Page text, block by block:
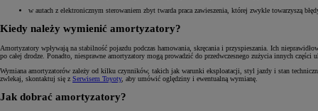
w autach z elektronicznym sterowaniem zbyt twarda praca zawieszenia, której zwykle towarzyszą
Kiedy należy wymienić amortyzatory?
Amortyzatory wpływają na stabilność pojazdu podczas hamowania, skręcania i przyspieszania. Ich
po całej drodze. Ponadto, niesprawne amortyzatory mogą prowadzić do przedwczesnego zużycia innych
Wymiana amortyzatorów zależy od kilku czynników, takich jak warunki eksploatacji, styl jazdy i stan
zwlekaj, skontaktuj się z Serwisem Toyoty, aby umówić oględziny i ewentualną wymianę.
Jak dobrać amortyzatory?